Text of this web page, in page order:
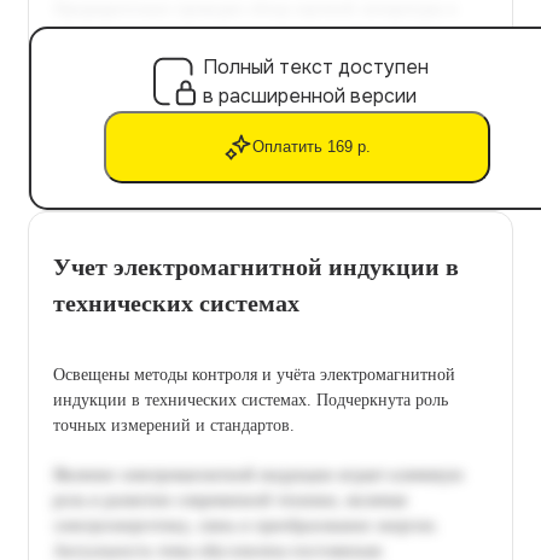
Полный текст доступен
в расширенной версии
Оплатить 169 р.
Учет электромагнитной индукции в
технических системах
Освещены методы контроля и учёта электромагнитной
индукции в технических системах. Подчеркнута роль
точных измерений и стандартов.